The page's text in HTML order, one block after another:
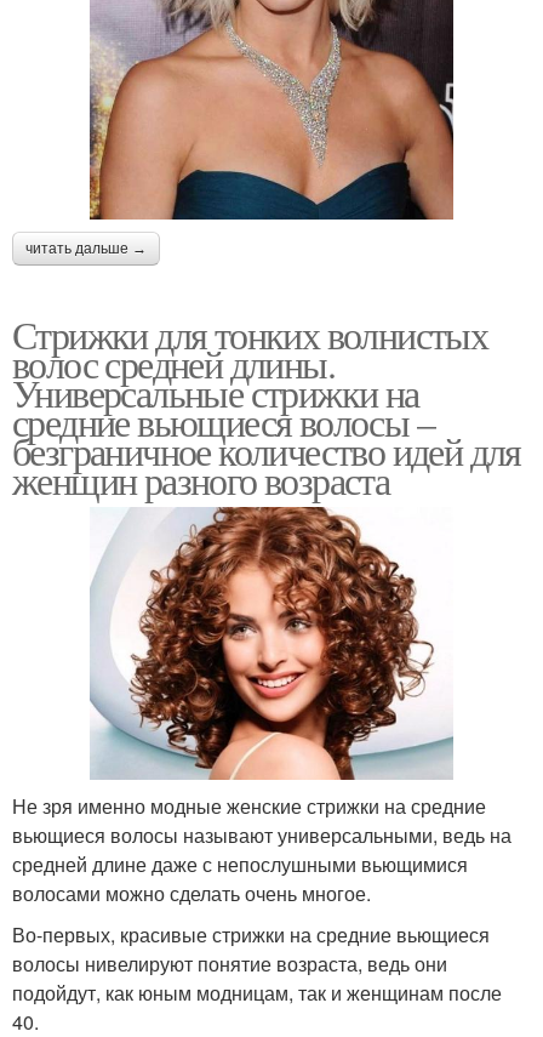
читать дальше →
Стрижки для тонких волнистых
волос средней длины.
Универсальные стрижки на
средние вьющиеся волосы –
безграничное количество идей для
женщин разного возраста
Не зря именно модные женские стрижки на средние
вьющиеся волосы называют универсальными, ведь на
средней длине даже с непослушными вьющимися
волосами можно сделать очень многое.
Во-первых, красивые стрижки на средние вьющиеся
волосы нивелируют понятие возраста, ведь они
подойдут, как юным модницам, так и женщинам после
40.